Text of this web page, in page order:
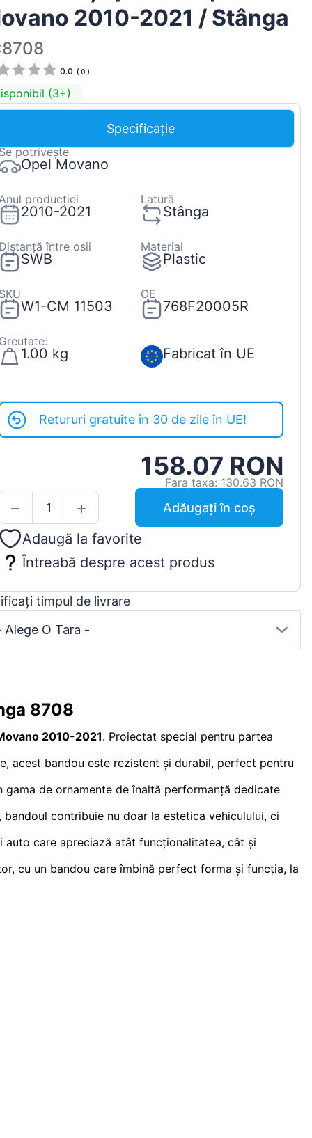
Magyar
Slovenian
Latvian
2010-2021 / Stânga
0.0 ( 0 )
(3+)
Specificație
potrivește
Opel Movano
producției
2010-2021
Latură
Stânga
între osii
SWB
Material
Plastic
W1-CM 11503
OE
768F20005R
1.00 kg Fabricat în UE
Retururi gratuite în 30 de zile în UE!
158.07 RON
Fara taxa: 130.63 RON
Adăugați în coș
Adaugă la favorite
Întreabă despre acest produs
timpul de livrare
Alege O Tara -
8708
2010-2021. Proiectat special pentru partea
acest bandou este rezistent și durabil, perfect pentru
de ornamente de înaltă performanță dedicate
bandoul contribuie nu doar la estetica vehiculului, ci
care apreciază atât funcționalitatea, cât și
cu un bandou care îmbină perfect forma și funcția, la